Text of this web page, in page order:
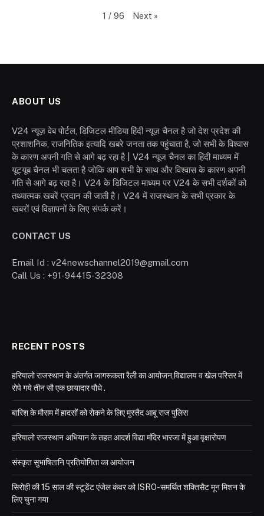
1 / 96 Next »
ABOUT US
V24 न्यूज़ वेब पोर्टल, डिजिटल मीडिया हिंदी न्यूज़ चैनल है जो देश प्रदेश की
प्रशाशनिक, राजनितिक इत्यादि खबरे जनता तक पहुंचाता है, जो सभी के विश्वास
के कारण अपनी गति से आगे बढ़ रहा है | V24 न्यूज चैनल का हिंदी माध्यम में
यूट्यूब चैनल भी चलता है जोकि आप सभी के साथ और विश्वास के कारण अपनी
गति से आगे बढ़ रहा है। V24 के डिजिटल माध्यम पर V24 के सभी दर्शकों को
तथ्यात्मक खबरें प्रदान की जाती है। V24 में राजस्थान के सभी प्रकार के
खबरों एवं विज्ञापनों के लिए संपर्क करें।
CONTACT US
Email Id : v24newschannel2019@gmail.com
Call Us : +91-94415-32308
RECENT POSTS
हरियालो राजस्थान के अंतर्गत जागरूकता रैली का आयोजन,विद्यालय व खेल परिसर में
रोपे गये तीन सौ एक छायादार पौधे .
बारिश के मौसम में हादसों को रोकने के लिए मुस्तैद आबू राज पुलिस
हरियालो राजस्थान अभियान के तहत आदर्श विद्या मंदिर भारजा में हुआ वृक्षारोपण
संस्कृत सुभाषितानि प्रतियोगिता का आयोजन
सिरोही की 15 साल की स्टूडेंट एंजेल कंवर को ISRO-समर्थित शक्तिसैट मून मिशन के
लिए चुना गया